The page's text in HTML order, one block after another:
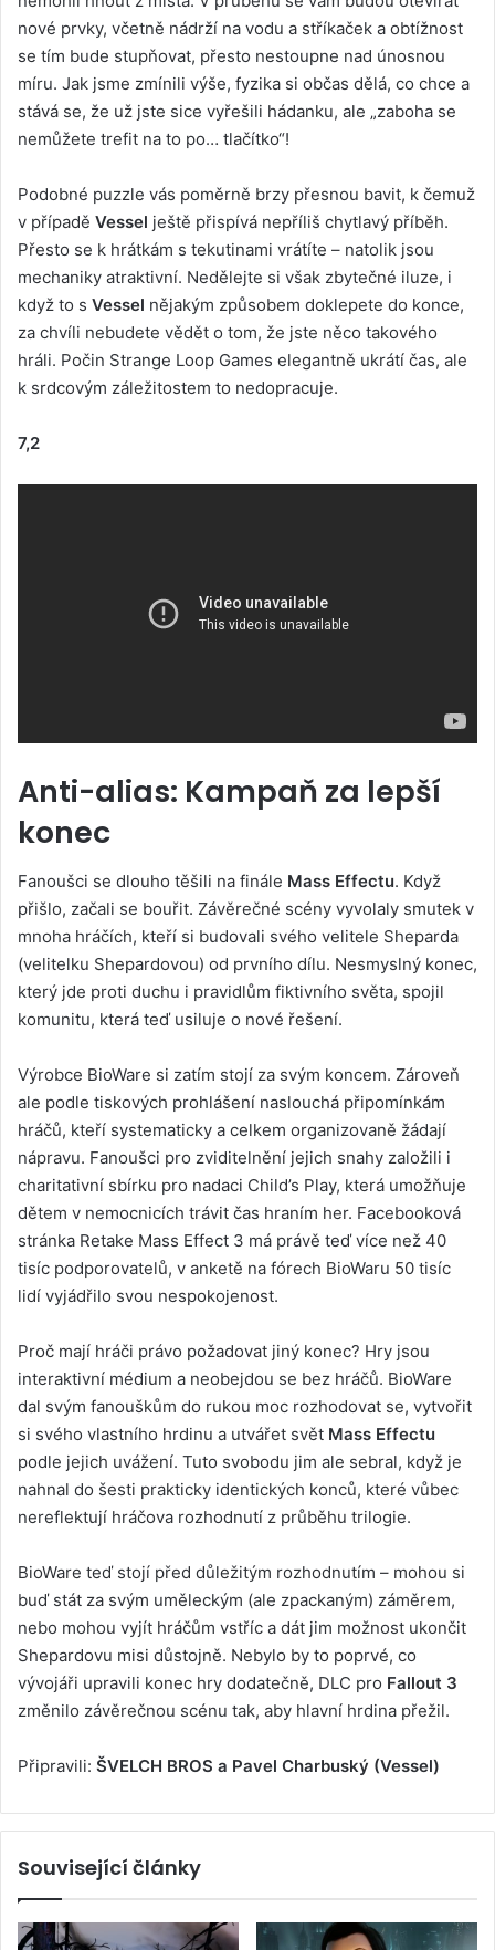
nové prvky, včetně nádrží na vodu a stříkaček a obtížnost
se tím bude stupňovat, přesto nestoupne nad únosnou
míru. Jak jsme zmínili výše, fyzika si občas dělá, co chce a
stává se, že už jste sice vyřešili hádanku, ale „zaboha se
nemůžete trefit na to po… tlačítko“!
Podobné puzzle vás poměrně brzy přesnou bavit, k čemuž
v případě Vessel ještě přispívá nepříliš chytlavý příběh.
Přesto se k hrátkám s tekutinami vrátíte – natolik jsou
mechaniky atraktivní. Nedělejte si však zbytečné iluze, i
když to s Vessel nějakým způsobem doklepete do konce,
za chvíli nebudete vědět o tom, že jste něco takového
hráli. Počin Strange Loop Games elegantně ukrátí čas, ale
k srdcovým záležitostem to nedopracuje.
7,2
Anti-alias: Kampaň za lepší
konec
Fanoušci se dlouho těšili na finále Mass Effectu. Když
přišlo, začali se bouřit. Závěrečné scény vyvolaly smutek v
mnoha hráčích, kteří si budovali svého velitele Sheparda
(velitelku Shepardovou) od prvního dílu. Nesmyslný konec,
který jde proti duchu i pravidlům fiktivního světa, spojil
komunitu, která teď usiluje o nové řešení.
Výrobce BioWare si zatím stojí za svým koncem. Zároveň
ale podle tiskových prohlášení naslouchá připomínkám
hráčů, kteří systematicky a celkem organizovaně žádají
nápravu. Fanoušci pro zviditelnění jejich snahy založili i
charitativní sbírku pro nadaci Child’s Play, která umožňuje
dětem v nemocnicích trávit čas hraním her. Facebooková
stránka Retake Mass Effect 3 má právě teď více než 40
tisíc podporovatelů, v anketě na fórech BioWaru 50 tisíc
lidí vyjádřilo svou nespokojenost.
Proč mají hráči právo požadovat jiný konec? Hry jsou
interaktivní médium a neobejdou se bez hráčů. BioWare
dal svým fanouškům do rukou moc rozhodovat se, vytvořit
si svého vlastního hrdinu a utvářet svět Mass Effectu
podle jejich uvážení. Tuto svobodu jim ale sebral, když je
nahnal do šesti prakticky identických konců, které vůbec
nereflektují hráčova rozhodnutí z průběhu trilogie.
BioWare teď stojí před důležitým rozhodnutím – mohou si
buď stát za svým uměleckým (ale zpackaným) záměrem,
nebo mohou vyjít hráčům vstříc a dát jim možnost ukončit
Shepardovu misi důstojně. Nebylo by to poprvé, co
vývojáři upravili konec hry dodatečně, DLC pro Fallout 3
změnilo závěrečnou scénu tak, aby hlavní hrdina přežil.
Připravili: ŠVELCH BROS a Pavel Charbuský (Vessel)
Související články